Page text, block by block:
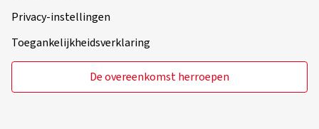
Privacy-instellingen
Toegankelijkheidsverklaring
De overeenkomst herroepen